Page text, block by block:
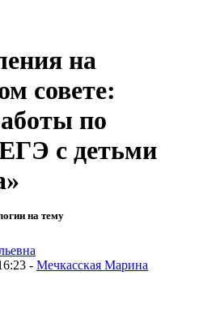
на
совете:
по
с детьми
на тему
- Мечкасская Марина